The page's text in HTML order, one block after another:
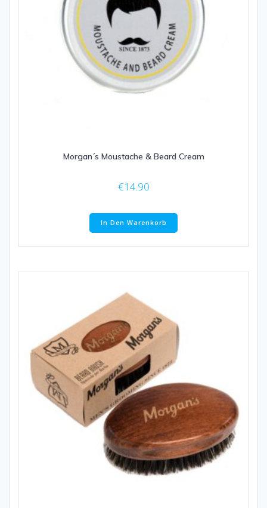
Morgan´s Moustache & Beard Cream
€14.90
In Den Warenkorb